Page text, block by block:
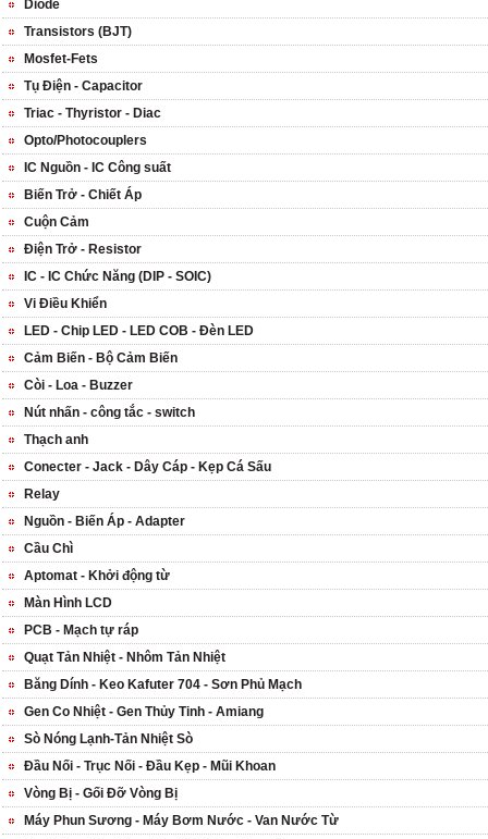
Diode
Transistors (BJT)
Mosfet-Fets
Tụ Điện - Capacitor
Triac - Thyristor - Diac
Opto/Photocouplers
IC Nguồn - IC Công suất
Biến Trở - Chiết Áp
Cuộn Cảm
Điện Trở - Resistor
IC - IC Chức Năng (DIP - SOIC)
Vi Điều Khiển
LED - Chip LED - LED COB - Đèn LED
Cảm Biến - Bộ Cảm Biến
Còi - Loa - Buzzer
Nút nhấn - công tắc - switch
Thạch anh
Conecter - Jack - Dây Cáp - Kẹp Cá Sấu
Relay
Nguồn - Biến Áp - Adapter
Cầu Chì
Aptomat - Khởi động từ
Màn Hình LCD
PCB - Mạch tự ráp
Quạt Tản Nhiệt - Nhôm Tản Nhiệt
Băng Dính - Keo Kafuter 704 - Sơn Phủ Mạch
Gen Co Nhiệt - Gen Thủy Tinh - Amiang
Sò Nóng Lạnh-Tản Nhiệt Sò
Đầu Nối - Trục Nối - Đầu Kẹp - Mũi Khoan
Vòng Bị - Gối Đỡ Vòng Bị
Máy Phun Sương - Máy Bơm Nước - Van Nước Từ